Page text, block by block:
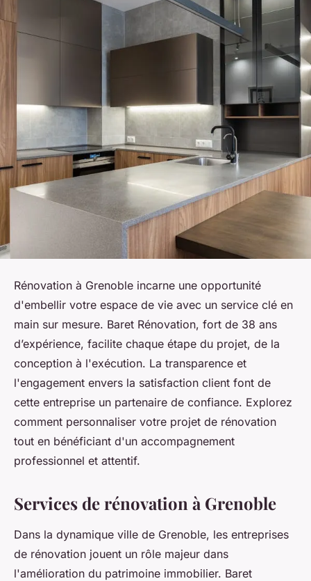
Rénovation à Grenoble incarne une opportunité
d'embellir votre espace de vie avec un service clé en
main sur mesure. Baret Rénovation, fort de 38 ans
d’expérience, facilite chaque étape du projet, de la
conception à l'exécution. La transparence et
l'engagement envers la satisfaction client font de
cette entreprise un partenaire de confiance. Explorez
comment personnaliser votre projet de rénovation
tout en bénéficiant d'un accompagnement
professionnel et attentif.
Services de rénovation à Grenoble
Dans la dynamique ville de Grenoble, les entreprises
de rénovation jouent un rôle majeur dans
l'amélioration du patrimoine immobilier. Baret